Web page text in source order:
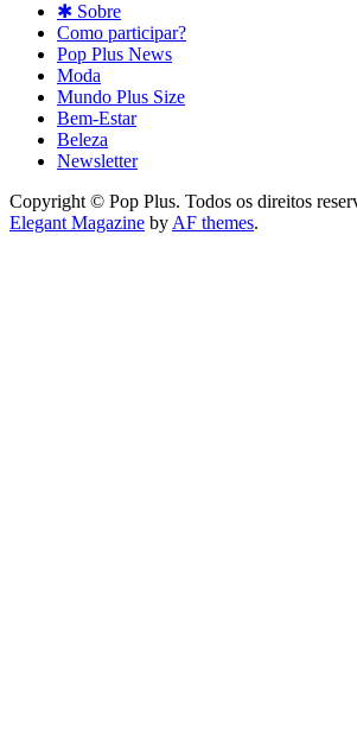
✱ Sobre
Como participar?
Pop Plus News
Moda
Mundo Plus Size
Bem-Estar
Beleza
Newsletter
Copyright © Pop Plus. Todos os direitos
Elegant Magazine by AF themes.